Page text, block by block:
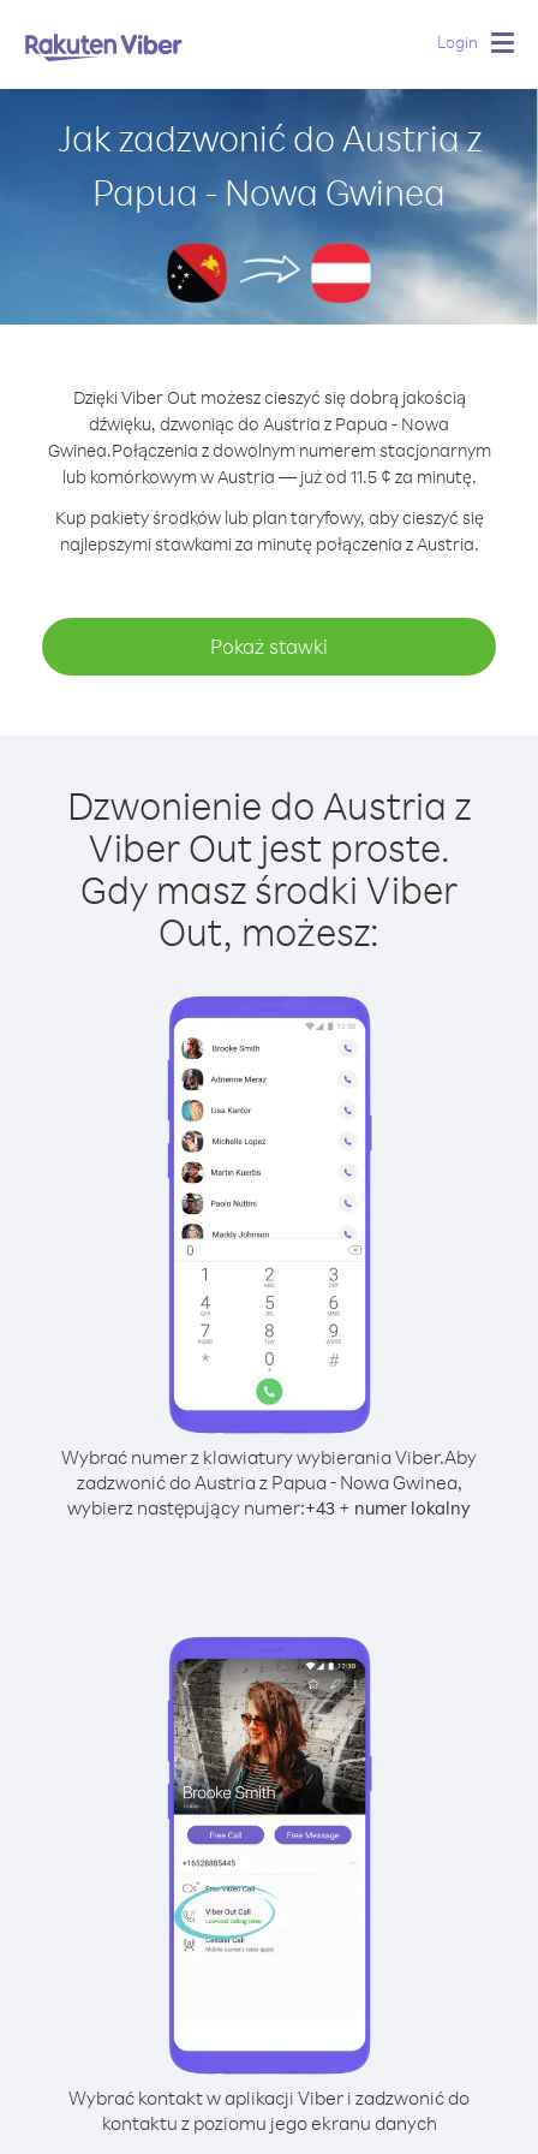
Login
Jak zadzwonić do Austria z
Papua - Nowa Gwinea
Dzięki Viber Out możesz cieszyć się dobrą jakością
dźwięku, dzwoniąc do Austria z Papua - Nowa
Gwinea.Połączenia z dowolnym numerem stacjonarnym
lub komórkowym w Austria — już od 11.5 ¢ za minutę.
Kup pakiety środków lub plan taryfowy, aby cieszyć się
najlepszymi stawkami za minutę połączenia z Austria.
Pokaż stawki
Dzwonienie do Austria z
Viber Out jest proste.
Gdy masz środki Viber
Out, możesz:
Wybrać numer z klawiatury wybierania Viber.Aby
zadzwonić do Austria z Papua - Nowa Gwinea,
wybierz następujący numer:+43 + numer lokalny
Wybrać kontakt w aplikacji Viber i zadzwonić do
kontaktu z poziomu jego ekranu danych